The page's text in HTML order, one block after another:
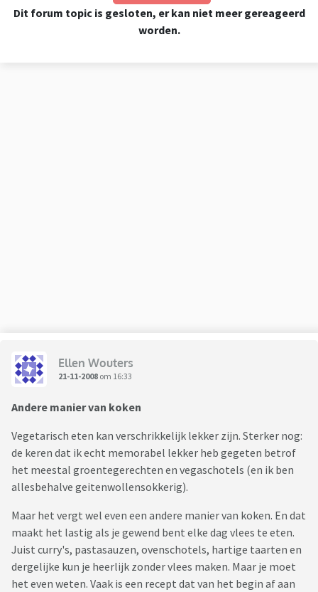
Dit forum topic is gesloten, er kan niet meer gereageerd
worden.
Ellen Wouters
21-11-2008 om 16:33
Andere manier van koken
Vegetarisch eten kan verschrikkelijk lekker zijn. Sterker nog:
de keren dat ik echt memorabel lekker heb gegeten betrof
het meestal groentegerechten en vegaschotels (en ik ben
allesbehalve geitenwollensokkerig).
Maar het vergt wel even een andere manier van koken. En dat
maakt het lastig als je gewend bent elke dag vlees te eten.
Juist curry's, pastasauzen, ovenschotels, hartige taarten en
dergelijke kun je heerlijk zonder vlees maken. Maar je moet
het even weten. Vaak is een recept dat van het begin af aan